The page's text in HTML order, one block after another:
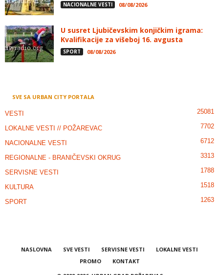
NACIONALNE VESTI 08/08/2026
U susret Ljubičevskim konjičkim igrama:
Kvalifikacije za višeboj 16. avgusta
SPORT 08/08/2026
SVE SA URBAN CITY PORTALA
VESTI 25081
LOKALNE VESTI // POŽAREVAC 7702
NACIONALNE VESTI 6712
REGIONALNE - BRANIČEVSKI OKRUG 3313
SERVISNE VESTI 1788
KULTURA 1518
SPORT 1263
NASLOVNA SVE VESTI SERVISNE VESTI
LOKALNE VESTI
PROMO
KONTAKT